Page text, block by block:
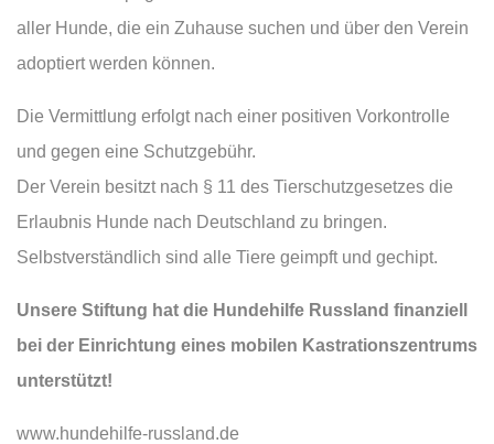
aller Hunde, die ein Zuhause suchen und über den Verein
adoptiert werden können.
Die Vermittlung erfolgt nach einer positiven Vorkontrolle
und gegen eine Schutzgebühr.
Der Verein besitzt nach § 11 des Tierschutzgesetzes die
Erlaubnis Hunde nach Deutschland zu bringen.
Selbstverständlich sind alle Tiere geimpft und gechipt.
Unsere Stiftung hat die Hundehilfe Russland finanziell
bei der Einrichtung eines mobilen Kastrationszentrums
unterstützt!
www.hundehilfe-russland.de